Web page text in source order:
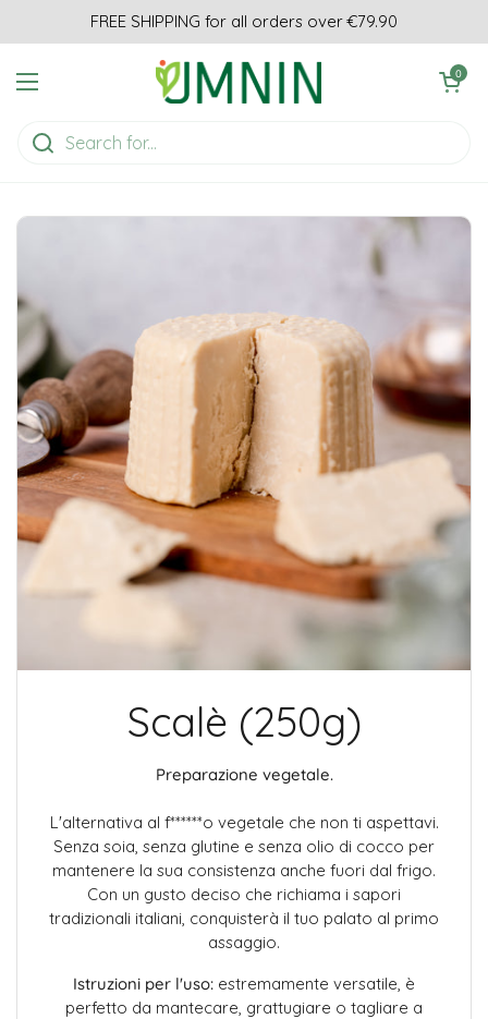
Skip to contentFREE SHIPPING for all orders over €79.90
Open menu
Open cart
0
Scalè (250g)
Preparazione vegetale.
L'alternativa al f******o vegetale che non ti aspettavi.
Senza soia, senza glutine e senza olio di cocco per
mantenere la sua consistenza anche fuori dal frigo.
Con un gusto deciso che richiama i sapori
tradizionali italiani, conquisterà il tuo palato al primo
assaggio.
Istruzioni per l'uso: estremamente versatile, è
perfetto da mantecare, grattugiare o tagliare a